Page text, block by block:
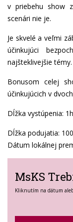
v priebehu show
scenári nie je.
Je skvelé a veľmi
účinkujúci
najšteklivejšie témy.
Bonusom celej
účinkujúcich v
Dĺžka vystúpenia:
Dĺžka podujatia:
Dátum lokálnej
MsKS
Kliknutím na dátum